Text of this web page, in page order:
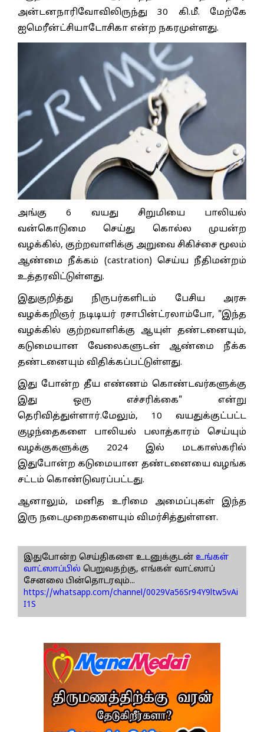
அன்டனநாரிவோவிலிருந்து 30 கி.மீ. மேற்கே
ஐமெரீன்ட்சியாடோசிகா என்ற நகரமுள்ளது.
அங்கு 6 வயது சிறுமியை பாலியல்
வன்கொடுமை செய்து கொல்ல முயன்ற
வழக்கில், குற்றவாளிக்கு அறுவை சிகிச்சை மூலம்
ஆண்மை நீக்கம் (castration) செய்ய நீதிமன்றம்
உத்தரவிட்டுள்ளது.
இதுகுறித்து நிருபர்களிடம் பேசிய அரசு
வழக்கறிஞர் நடிடியர் ரசாபின்ட்ரலாம்போ, "இந்த
வழக்கில் குற்றவாளிக்கு ஆயுள் தண்டனையும்,
கடுமையான வேலைகளுடன் ஆண்மை நீக்க
தண்டனையும் விதிக்கப்பட்டுள்ளது.
இது போன்ற தீய எண்ணம் கொண்டவர்களுக்கு
இது ஒரு எச்சரிக்கை" என்று
தெரிவித்துள்ளார்.மேலும், 10 வயதுக்குட்பட்ட
குழந்தைகளை பாலியல் பலாத்காரம் செய்யும்
வழக்குகளுக்கு 2024 இல் மடகாஸ்கரில்
இதுபோன்ற கடுமையான தண்டனையை வழங்க
சட்டம் கொண்டுவரப்பட்டது.
ஆனாலும், மனித உரிமை அமைப்புகள் இந்த
இரு நடைமுறைகளையும் விமர்சித்துள்ளன.
இதுபோன்ற செய்திகளை உடனுக்குடன் உங்கள்
வாட்ஸாப்பில் பெறுவதற்கு, எங்கள் வாட்ஸாப்
சேனலை பின்தொடரவும்...
https://whatsapp.com/channel/0029Va56Sr94Y9ltw5vAi
I1S